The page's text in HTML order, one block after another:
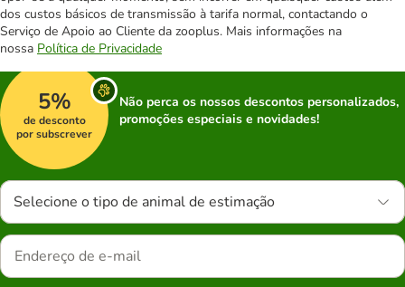
dos custos básicos de transmissão à tarifa normal, contactando o
Serviço de Apoio ao Cliente da zooplus. Mais informações na
nossa Política de Privacidade
5%
de desconto
por subscrever
Não perca os nossos descontos personalizados,
promoções especiais e novidades!
Selecione o tipo de animal de estimação